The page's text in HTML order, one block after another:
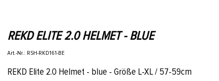
REKD ELITE 2.0 HELMET - BLUE
Art.-Nr.: RSH-RKD161-BE
REKD Elite 2.0 Helmet - blue - Größe L-XL / 57-59cm